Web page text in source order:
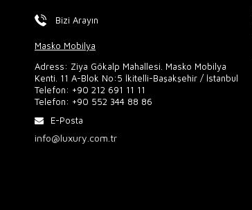
Bizi Arayın
Masko Mobilya
Adress: Ziya Gökalp Mahallesi. Masko Mobilya
Kenti. 11 A-Blok No:5 İkitelli-Başakşehir / İstanbul
Telefon: +90 212 691 11 11
Telefon: +90 552 344 88 86
E-Posta
info@luxury.com.tr